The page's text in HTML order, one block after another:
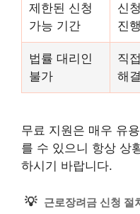
제한된 신청
가능 기간
신
진
법률 대리인
불가
직
해
무료 지원은 매우 유
를 수 있으니 항상 상
하시기 바랍니다.
💡 근로장려금 신청 절